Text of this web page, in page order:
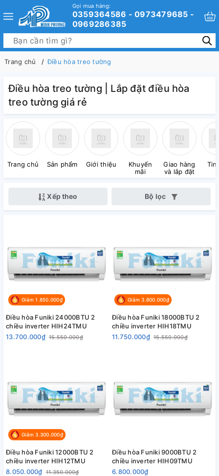
Gọi mua hàng:
0359364586 - 0973479685 -
0969286385
Trang chủ Điều hòa treo tường
Điều hòa treo tường | Lắp đặt điều hòa
treo tường giá rẻ
Trang chủ Sản phẩm Giới thiệu
Khuyến
mãi
Giao hàng
và lắp đặt
Tin
Xếp theo Bộ lọc
Giảm 1.850.000₫
Điều hòa Funiki 24000BTU 2
chiều inverter HIH24TMU
13.700.000₫ 15.550.000₫
Giảm 3.800.000₫
Điều hòa Funiki 18000BTU 2
chiều inverter HIH18TMU
11.750.000₫ 15.550.000₫
Giảm 3.300.000₫
Điều hòa Funiki 12000BTU 2
chiều inverter HIH12TMU
8.050.000₫ 11.350.000₫
Điều hòa Funiki 9000BTU 2
chiều inverter HIH09TMU
6.800.000₫